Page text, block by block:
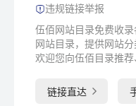
违规链接举报
伍佰网站目录免费收
网站目录，提供网站
欢迎您向伍佰目录推荐
链接直达